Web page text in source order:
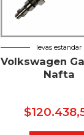
levas estandar
Volkswagen
Nafta
$